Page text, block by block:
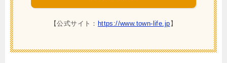
【公式サイト： https://www.town-life.jp 】